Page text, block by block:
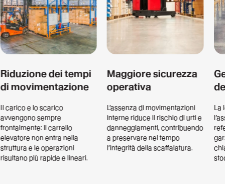
Riduzione dei tempi
di movimentazione
Il carico e lo scarico
avvengono sempre
frontalmente: il carrello
elevatore non entra nella
struttura e le operazioni
risultano più rapide e lineari.
Maggiore sicurezza
operativa
L’assenza di movimentazioni
interne riduce il rischio di urti e
danneggiamenti, contribuendo
a preservare nel tempo
l’integrità della scaffalatura.
La